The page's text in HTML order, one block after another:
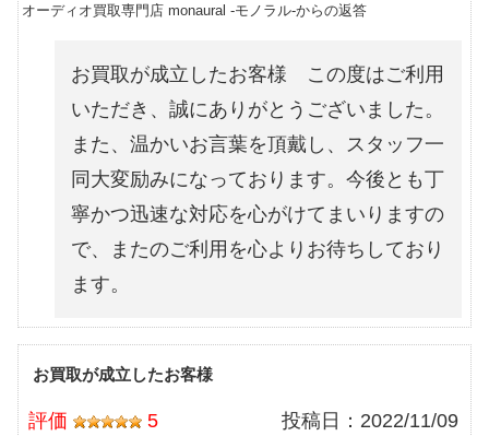
オーディオ買取専門店 monaural -モノラル-からの返答
お買取が成立したお客様 この度はご利用
いただき、誠にありがとうございました。
また、温かいお言葉を頂戴し、スタッフ一
同大変励みになっております。今後とも丁
寧かつ迅速な対応を心がけてまいりますの
で、またのご利用を心よりお待ちしており
ます。
お買取が成立したお客様
評価 5 投稿日： 2022/11/09